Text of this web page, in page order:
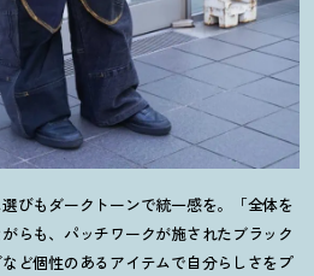
びもダークトーンで統一感を。「全体を
らも、パッチワークが施されたブラック
ど個性のあるアイテムで自分らしさをプ